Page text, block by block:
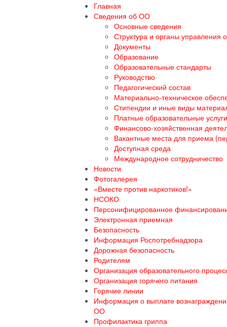
Главная
Сведения об ОО
Основные сведения
Структура и органы управления
Документы
Образование
Образовательные стандарты
Руководство
Педагогический состав
Материально-техническое
Стипендии и иные виды
Платные образовательные услуги
Финансово-хозяйственная
Вакантные места для приема
Доступная среда
Международное сотрудничество
Новости
Фотогалерея
«Вместе против наркотиков!»
НСОКО
Персонифицированное
Электронная приемная
Безопасность
Информация Роспотребнадзора
Дорожная безопасность
Родителям
Организация образовательного
Организация горячего питания
Горячие линии
Информация о выплате
ОО
Профилактика гриппа